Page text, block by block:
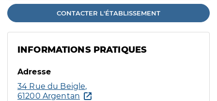
CONTACTER L'ÉTABLISSEMENT
INFORMATIONS PRATIQUES
Adresse
34 Rue du Beigle,
61200 Argentan